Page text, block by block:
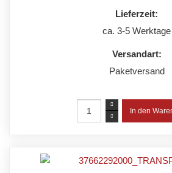
Lieferzeit:
ca. 3-5 Werktage
Versandart:
Paketversand